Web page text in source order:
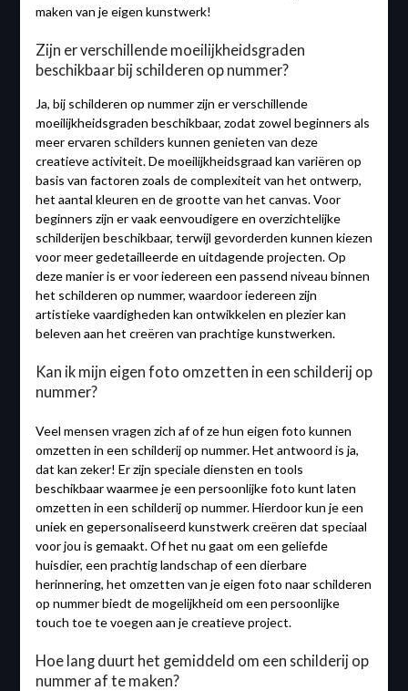
maken van je eigen kunstwerk!
Zijn er verschillende moeilijkheidsgraden
beschikbaar bij schilderen op nummer?
Ja, bij schilderen op nummer zijn er verschillende
moeilijkheidsgraden beschikbaar, zodat zowel beginners als
meer ervaren schilders kunnen genieten van deze
creatieve activiteit. De moeilijkheidsgraad kan variëren op
basis van factoren zoals de complexiteit van het ontwerp,
het aantal kleuren en de grootte van het canvas. Voor
beginners zijn er vaak eenvoudigere en overzichtelijke
schilderijen beschikbaar, terwijl gevorderden kunnen kiezen
voor meer gedetailleerde en uitdagende projecten. Op
deze manier is er voor iedereen een passend niveau binnen
het schilderen op nummer, waardoor iedereen zijn
artistieke vaardigheden kan ontwikkelen en plezier kan
beleven aan het creëren van prachtige kunstwerken.
Kan ik mijn eigen foto omzetten in een schilderij op
nummer?
Veel mensen vragen zich af of ze hun eigen foto kunnen
omzetten in een schilderij op nummer. Het antwoord is ja,
dat kan zeker! Er zijn speciale diensten en tools
beschikbaar waarmee je een persoonlijke foto kunt laten
omzetten in een schilderij op nummer. Hierdoor kun je een
uniek en gepersonaliseerd kunstwerk creëren dat speciaal
voor jou is gemaakt. Of het nu gaat om een geliefde
huisdier, een prachtig landschap of een dierbare
herinnering, het omzetten van je eigen foto naar schilderen
op nummer biedt de mogelijkheid om een persoonlijke
touch toe te voegen aan je creatieve project.
Hoe lang duurt het gemiddeld om een schilderij op
nummer af te maken?